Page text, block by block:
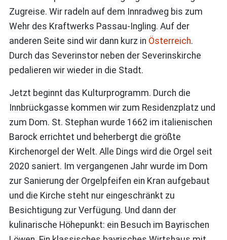
Zugreise. Wir radeln auf dem Innradweg bis zum
Wehr des Kraftwerks Passau-Ingling. Auf der
anderen Seite sind wir dann kurz in Österreich.
Durch das Severinstor neben der Severinskirche
pedalieren wir wieder in die Stadt.
Jetzt beginnt das Kulturprogramm. Durch die
Innbrückgasse kommen wir zum Residenzplatz und
zum Dom. St. Stephan wurde 1662 im italienischen
Barock errichtet und beherbergt die größte
Kirchenorgel der Welt. Alle Dings wird die Orgel seit
2020 saniert. Im vergangenen Jahr wurde im Dom
zur Sanierung der Orgelpfeifen ein Kran aufgebaut
und die Kirche steht nur eingeschränkt zu
Besichtigung zur Verfügung. Und dann der
kulinarische Höhepunkt: ein Besuch im Bayrischen